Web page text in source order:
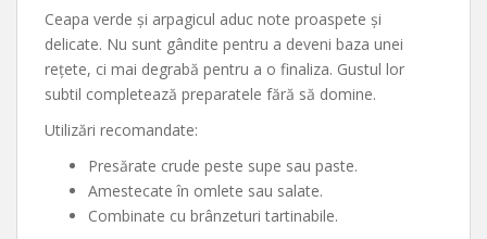
Ceapa verde și arpagicul aduc note proaspete și
delicate. Nu sunt gândite pentru a deveni baza unei
rețete, ci mai degrabă pentru a o finaliza. Gustul lor
subtil completează preparatele fără să domine.
Utilizări recomandate:
Presărate crude peste supe sau paste.
Amestecate în omlete sau salate.
Combinate cu brânzeturi tartinabile.